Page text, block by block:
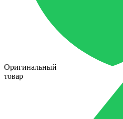
Оригинальный
товар